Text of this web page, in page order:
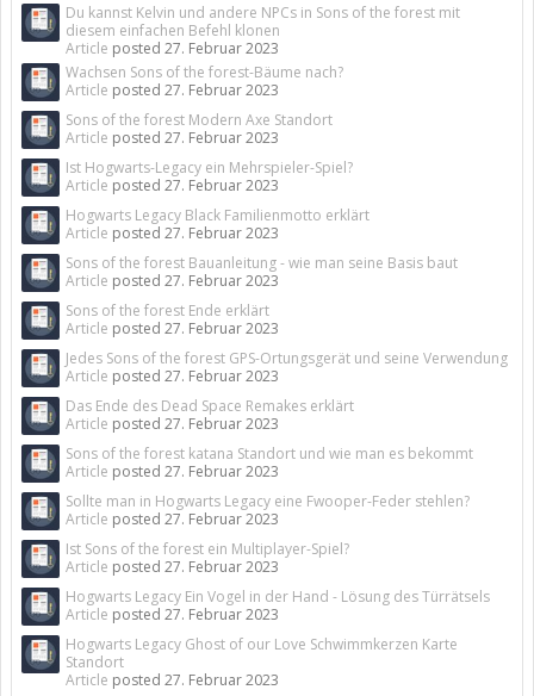
Du kannst Kelvin und andere NPCs in Sons of the forest mit
diesem einfachen Befehl klonen
Article posted 27. Februar 2023
Wachsen Sons of the forest-Bäume nach?
Article posted 27. Februar 2023
Sons of the forest Modern Axe Standort
Article posted 27. Februar 2023
Ist Hogwarts-Legacy ein Mehrspieler-Spiel?
Article posted 27. Februar 2023
Hogwarts Legacy Black Familienmotto erklärt
Article posted 27. Februar 2023
Sons of the forest Bauanleitung - wie man seine Basis baut
Article posted 27. Februar 2023
Sons of the forest Ende erklärt
Article posted 27. Februar 2023
Jedes Sons of the forest GPS-Ortungsgerät und seine Verwendung
Article posted 27. Februar 2023
Das Ende des Dead Space Remakes erklärt
Article posted 27. Februar 2023
Sons of the forest katana Standort und wie man es bekommt
Article posted 27. Februar 2023
Sollte man in Hogwarts Legacy eine Fwooper-Feder stehlen?
Article posted 27. Februar 2023
Ist Sons of the forest ein Multiplayer-Spiel?
Article posted 27. Februar 2023
Hogwarts Legacy Ein Vogel in der Hand - Lösung des Türrätsels
Article posted 27. Februar 2023
Hogwarts Legacy Ghost of our Love Schwimmkerzen Karte
Standort
Article posted 27. Februar 2023